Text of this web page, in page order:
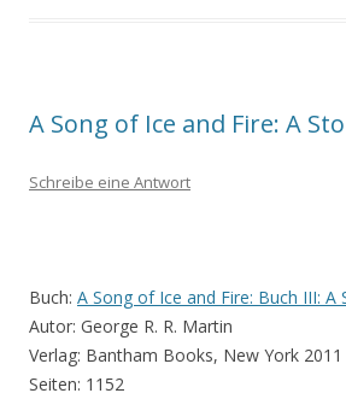
A Song of Ice and Fire: A
Schreibe eine Antwort
Buch: A Song of Ice and Fire: Buch III:
Autor: George R. R. Martin
Verlag: Bantham Books, New York 2011
Seiten: 1152